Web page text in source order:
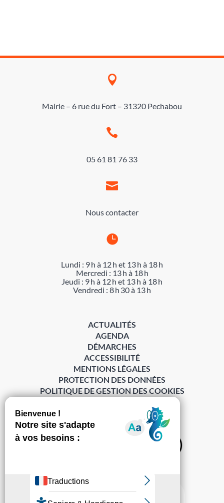

Mairie – 6 rue du Fort – 31320 Pechabou

05 61 81 76 33

Nous contacter

Lundi : 9 h à 12 h et 13 h à 18 h
Mercredi : 13 h à 18 h
Jeudi : 9 h à 12 h et 13 h à 18 h
Vendredi : 8 h 30 à 13 h
S’abonner à la Gazette ›
ACTUALITÉS
AGENDA
DÉMARCHES
ACCESSIBILITÉ
MENTIONS LÉGALES
PROTECTION DES DONNÉES
POLITIQUE DE GESTION DES COOKIES